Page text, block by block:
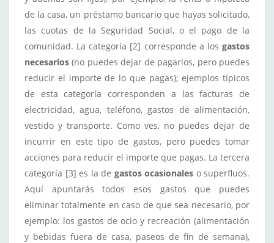
de la casa, un préstamo bancario que hayas solicitado,
las cuotas de la Seguridad Social, o el pago de la
comunidad. La categoría [2] corresponde a los gastos
necesarios (no puedes dejar de pagarlos, pero puedes
reducir el importe de lo que pagas); ejemplos típicos
de esta categoría corresponden a las facturas de
electricidad, agua, teléfono, gastos de alimentación,
vestido y transporte. Como ves, no puedes dejar de
incurrir en este tipo de gastos, pero puedes tomar
acciones para reducir el importe que pagas. La tercera
categoría [3] es la de gastos ocasionales o superfluos.
Aquí apuntarás todos esos gastos que puedes
eliminar totalmente en caso de que sea necesario, por
ejemplo: los gastos de ocio y recreación (alimentación
y bebidas fuera de casa, paseos de fin de semana),